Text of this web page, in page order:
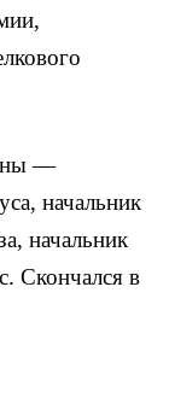
—
начальник
начальник
Скончался в